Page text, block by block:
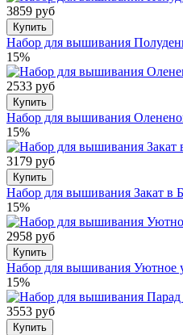
3859 руб
Купить
Набор для вышивания
15%
2533 руб
Купить
Набор для вышивания
15%
3179 руб
Купить
Набор для вышивания Закат в
15%
2958 руб
Купить
Набор для вышивания Уютное
15%
3553 руб
Купить